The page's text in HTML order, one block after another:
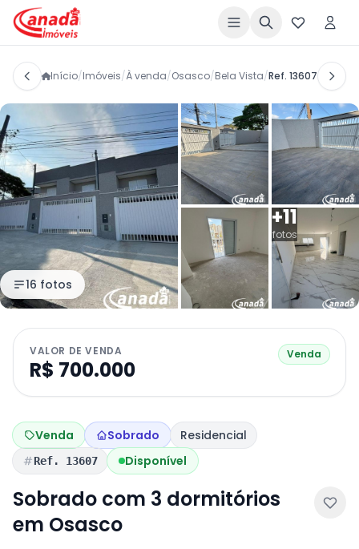
Início/Imóveis/À venda/Osasco/Bela Vista/Ref. 13607
+11
fotos
16 fotos
VALOR DE VENDA
R$ 700.000
Venda
Venda Sobrado Residencial
Ref. 13607 Disponível
Sobrado com 3 dormitórios
em Osasco